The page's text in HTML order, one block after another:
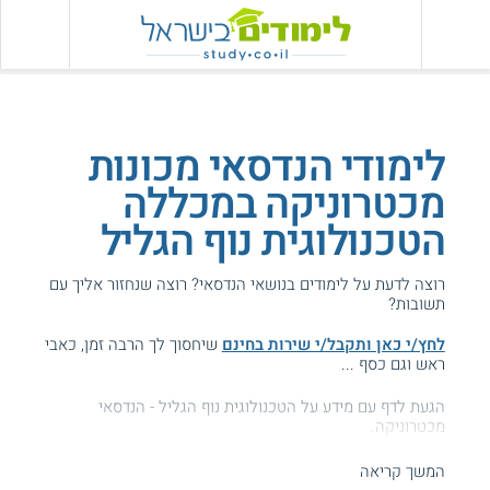
לימודי הנדסאי מכונות
מכטרוניקה במכללה
הטכנולוגית נוף הגליל
רוצה לדעת על לימודים בנושאי הנדסאי? רוצה שנחזור אליך עם
תשובות?
לחץ/י כאן ותקבל/י שירות בחינם שיחסוך לך הרבה זמן, כאבי
ראש וגם כסף ...
הגעת לדף עם מידע על הטכנולוגית נוף הגליל - הנדסאי
מכטרוניקה.
המידע באתר הועיל ל87% מהגולשים.המשך קריאה